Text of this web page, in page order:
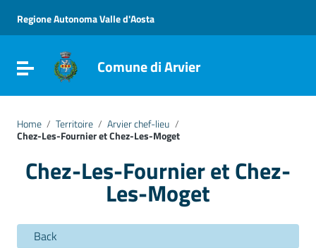
Go to the navigation menu
Go to the footer
Regione Autonoma Valle d'Aosta
Toggle navigationComune di Arvier
Home / Territoire / Arvier chef-lieu /
Chez-Les-Fournier et Chez-Les-Moget
Chez-Les-Fournier et Chez-
Les-Moget
Back